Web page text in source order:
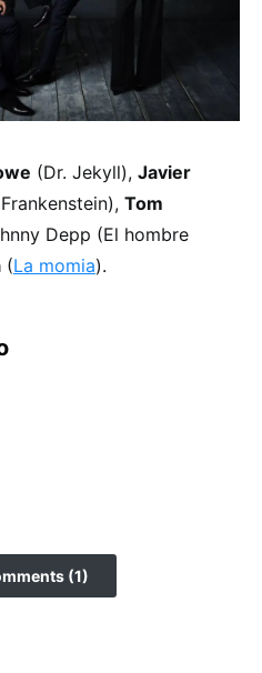
(Dr. Jekyll), Javier
Tom
Depp (El hombre
(La momia).
(1)